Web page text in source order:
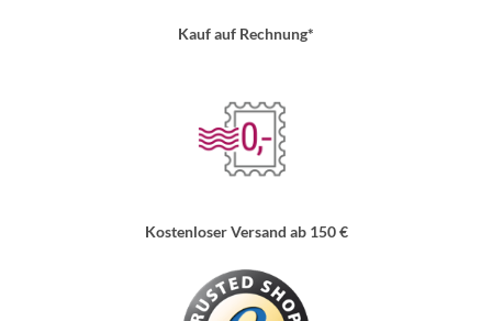
Kauf auf Rechnung*
Kostenloser Versand ab 150 €